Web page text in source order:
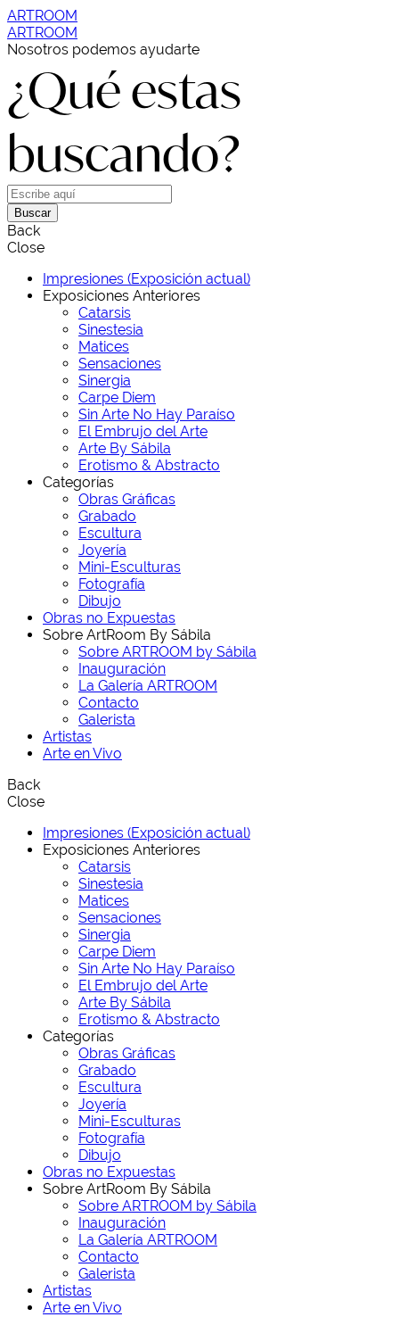
ARTROOM
ARTROOM
Nosotros podemos ayudarte
¿Qué estas
buscando?
Buscar
Back
Close
Impresiones (Exposición actual)
Exposiciones Anteriores
Catarsis
Sinestesia
Matices
Sensaciones
Sinergia
Carpe Diem
Sin Arte No Hay Paraíso
El Embrujo del Arte
Arte By Sábila
Erotismo & Abstracto
Categorías
Obras Gráficas
Grabado
Escultura
Joyería
Mini-Esculturas
Fotografía
Dibujo
Obras no Expuestas
Sobre ArtRoom By Sábila
Sobre ARTROOM by Sábila
Inauguración
La Galería ARTROOM
Contacto
Galerista
Artistas
Arte en Vivo
Back
Close
Impresiones (Exposición actual)
Exposiciones Anteriores
Catarsis
Sinestesia
Matices
Sensaciones
Sinergia
Carpe Diem
Sin Arte No Hay Paraíso
El Embrujo del Arte
Arte By Sábila
Erotismo & Abstracto
Categorías
Obras Gráficas
Grabado
Escultura
Joyería
Mini-Esculturas
Fotografía
Dibujo
Obras no Expuestas
Sobre ArtRoom By Sábila
Sobre ARTROOM by Sábila
Inauguración
La Galería ARTROOM
Contacto
Galerista
Artistas
Arte en Vivo